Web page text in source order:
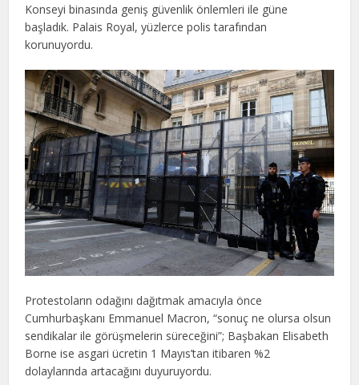
Konseyi binasında geniş güvenlik önlemleri ile güne
başladık. Palais Royal, yüzlerce polis tarafından
korunuyordu.
Protestoların odağını dağıtmak amacıyla önce
Cumhurbaşkanı Emmanuel Macron, “sonuç ne olursa olsun
sendikalar ile görüşmelerin süreceğini”; Başbakan Elisabeth
Borne ise asgari ücretin 1 Mayıs’tan itibaren %2
dolaylarında artacağını duyuruyordu.